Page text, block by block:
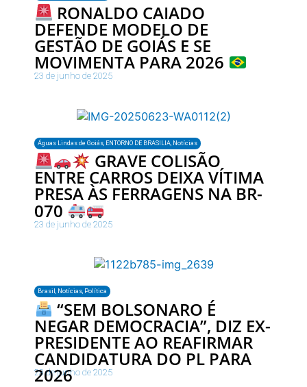
RONALDO CAIADO
DEFENDE MODELO DE
GESTÃO DE GOIÁS E SE
MOVIMENTA PARA 2026
23 de junho de 2025
Águas Lindas de Goiás ENTORNO DE BRASILIA Notícias
GRAVE COLISÃO
ENTRE CARROS DEIXA VÍTIMA
PRESA ÀS FERRAGENS NA BR-
070
23 de junho de 2025
Brasil , Notícias, Política
“SEM BOLSONARO É
NEGAR DEMOCRACIA”, DIZ EX-
PRESIDENTE AO REAFIRMAR
CANDIDATURA DO PL PARA
2026
23 de junho de 2025